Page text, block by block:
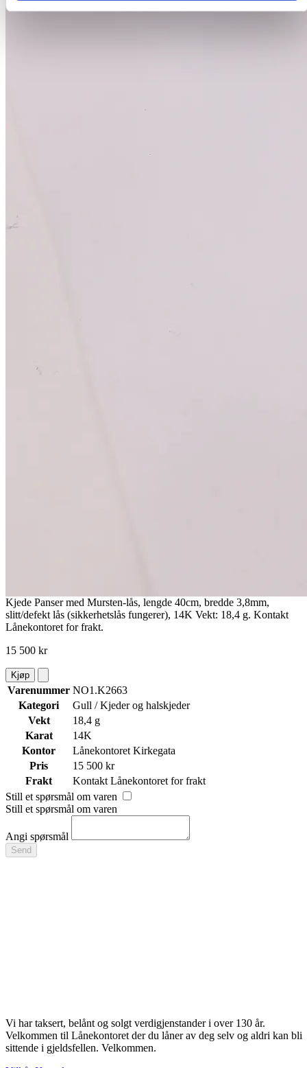
Kjede Panser med Mursten-lås, lengde 40cm, bredde 3,8mm,
slitt/defekt lås (sikkerhetslås fungerer), 14K Vekt: 18,4 g. Kontakt
Lånekontoret for frakt.
15 500 kr
Kjøp
Varenummer NO1.K2663
Kategori
Gull / Kjeder og halskjeder
Vekt
18,4 g
Karat
14K
Kontor
Lånekontoret Kirkegata
Pris
15 500 kr
Frakt
Kontakt Lånekontoret for frakt
Still et spørsmål om varen
Still et spørsmål om varen
Angi spørsmål
Send
Vi har taksert, belånt og solgt verdigjenstander i over 130 år.
Velkommen til Lånekontoret der du låner av deg selv og aldri kan bli
sittende i gjeldsfellen. Velkommen.